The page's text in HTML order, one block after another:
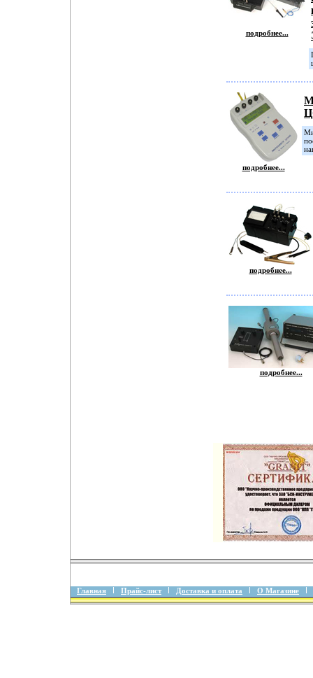
подробнее...
подробнее...
подробнее...
подробнее...
Главная Прайс-лист Доставка и оплата О Магазине